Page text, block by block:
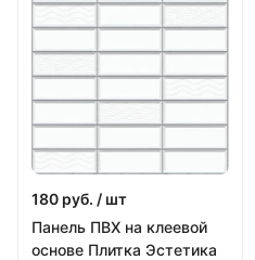
180 руб. / шт
Панель ПВХ на клеевой
основе Плитка Эстетика